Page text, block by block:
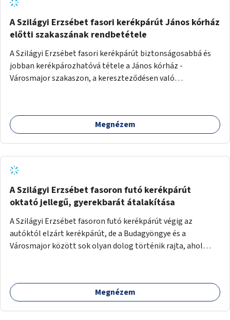
A Szilágyi Erzsébet fasori kerékpárút János kórház
előtti szakaszának rendbetétele
A Szilágyi Erzsébet fasori kerékpárút biztonságosabbá és
jobban kerékpározhatóvá tétele a János kórház -
Városmajor szakaszon, a kereszteződésen való
forgalomtól való jobb elkülönítésével, esetleg ésszerűbb
útvonal kijelölésével.
Megnézem
A Szilágyi Erzsébet fasoron futó kerékpárút
oktató jellegű, gyerekbarát átalakítása
A Szilágyi Erzsébet fasoron futó kerékpárút végig az
autóktól elzárt kerékpárút, de a Budagyöngye és a
Városmajor között sok olyan dolog történik rajta, ahol
ötletem az, hogy ezt a szakaszt egy oktató jellegű,
bemutató kerékpárúttá varázsoljuk, ahol a gyerekek a valós
Megnézem